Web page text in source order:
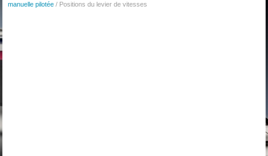
manuelle pilotée / Positions du levier de vitesses